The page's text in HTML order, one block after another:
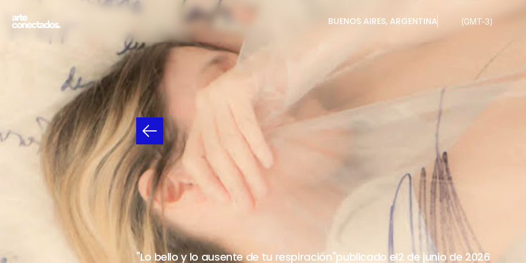
BUENOS AIRES, ARGENTINA (GMT-3)
PAULA HACKER EN
ROJAS
19 DE JUNIO
"Lo bello y lo ausente de tu respiración"publicado el2 de junio de 2026